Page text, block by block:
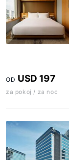
OD USD 197
za pokoj / za noc